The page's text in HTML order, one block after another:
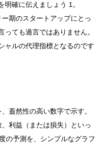
明確に伝えましょう 1。
期のスタートアップにとっ
ても過言ではありません。
ャルの代理指標となるのです
蓋然性の高い数字で示す。
利益（または損失）といっ
の予測を、シンプルなグラフ